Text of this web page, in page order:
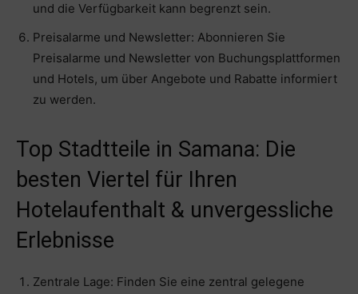
und die Verfügbarkeit kann begrenzt sein.
Preisalarme und Newsletter: Abonnieren Sie
Preisalarme und Newsletter von Buchungsplattformen
und Hotels, um über Angebote und Rabatte informiert
zu werden.
Top Stadtteile in Samana: Die
besten Viertel für Ihren
Hotelaufenthalt & unvergessliche
Erlebnisse
Zentrale Lage: Finden Sie eine zentral gelegene